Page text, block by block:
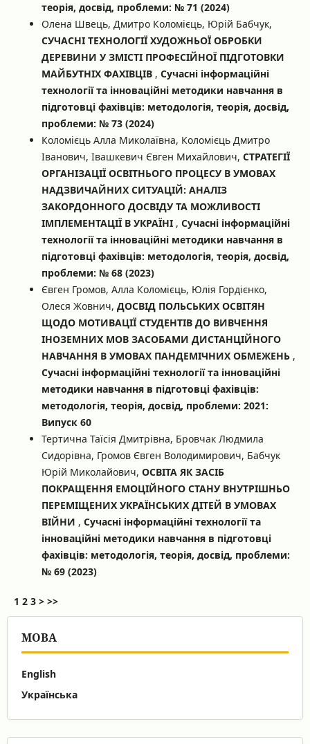
теорія, досвід, проблеми: № 71 (2024)
Олена Швець, Дмитро Коломієць, Юрій Бабчук,
СУЧАСНІ ТЕХНОЛОГІЇ ХУДОЖНЬОЇ ОБРОБКИ
ДЕРЕВИНИ У ЗМІСТІ ПРОФЕСІЙНОЇ ПІДГОТОВКИ
МАЙБУТНІХ ФАХІВЦІВ , Сучасні інформаційні
технології та інноваційні методики навчання в
підготовці фахівців: методологія, теорія, досвід,
проблеми: № 73 (2024)
Коломієць Алла Миколаївна, Коломієць Дмитро
Іванович, Івашкевич Євген Михайлович, СТРАТЕГІЇ
ОРГАНІЗАЦІЇ ОСВІТНЬОГО ПРОЦЕСУ В УМОВАХ
НАДЗВИЧАЙНИХ СИТУАЦІЙ: АНАЛІЗ
ЗАКОРДОННОГО ДОСВІДУ ТА МОЖЛИВОСТІ
ІМПЛЕМЕНТАЦІЇ В УКРАЇНІ , Сучасні інформаційні
технології та інноваційні методики навчання в
підготовці фахівців: методологія, теорія, досвід,
проблеми: № 68 (2023)
Євген Громов, Алла Коломієць, Юлія Гордієнко,
Олеся Жовнич, ДОСВІД ПОЛЬСЬКИХ ОСВІТЯН
ЩОДО МОТИВАЦІЇ СТУДЕНТІВ ДО ВИВЧЕННЯ
ІНОЗЕМНИХ МОВ ЗАСОБАМИ ДИСТАНЦІЙНОГО
НАВЧАННЯ В УМОВАХ ПАНДЕМІЧНИХ ОБМЕЖЕНЬ ,
Сучасні інформаційні технології та інноваційні
методики навчання в підготовці фахівців:
методологія, теорія, досвід, проблеми: 2021:
Випуск 60
Тертична Таїсія Дмитрівна, Бровчак Людмила
Сидорівна, Громов Євген Володимирович, Бабчук
Юрій Миколайович, ОСВІТА ЯК ЗАСІБ
ПОКРАЩЕННЯ ЕМОЦІЙНОГО СТАНУ ВНУТРІШНЬО
ПЕРЕМІЩЕНИХ УКРАЇНСЬКИХ ДІТЕЙ В УМОВАХ
ВІЙНИ , Сучасні інформаційні технології та
інноваційні методики навчання в підготовці
фахівців: методологія, теорія, досвід, проблеми:
№ 69 (2023)
1 2 3 > >>
МОВА
English
Українська